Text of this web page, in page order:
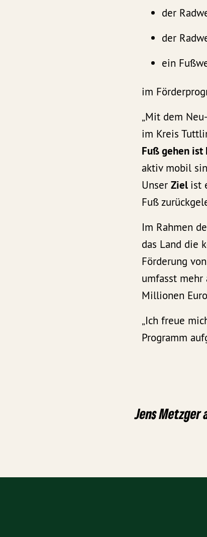
der
der
ein
im
„Mit dem
im Kreis
Fuß gehen ist
aktiv mobil
UnserZiel ist
Fuß
Im Rahmen
das Land die
Förderung
umfasst
Millionen
„Ich freue
Programm
Jens Metzger